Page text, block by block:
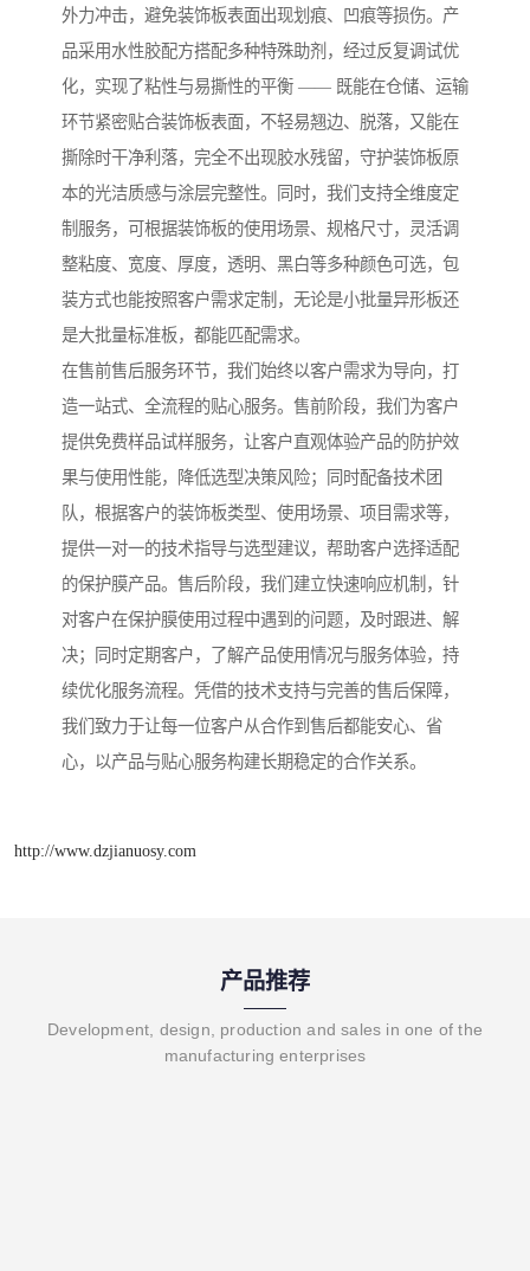
外力冲击，避免装饰板表面出现划痕、凹痕等损伤。产
品采用水性胶配方搭配多种特殊助剂，经过反复调试优
化，实现了粘性与易撕性的平衡 —— 既能在仓储、运输
环节紧密贴合装饰板表面，不轻易翘边、脱落，又能在
撕除时干净利落，完全不出现胶水残留，守护装饰板原
本的光洁质感与涂层完整性。同时，我们支持全维度定
制服务，可根据装饰板的使用场景、规格尺寸，灵活调
整粘度、宽度、厚度，透明、黑白等多种颜色可选，包
装方式也能按照客户需求定制，无论是小批量异形板还
是大批量标准板，都能匹配需求。
在售前售后服务环节，我们始终以客户需求为导向，打
造一站式、全流程的贴心服务。售前阶段，我们为客户
提供免费样品试样服务，让客户直观体验产品的防护效
果与使用性能，降低选型决策风险；同时配备技术团
队，根据客户的装饰板类型、使用场景、项目需求等，
提供一对一的技术指导与选型建议，帮助客户选择适配
的保护膜产品。售后阶段，我们建立快速响应机制，针
对客户在保护膜使用过程中遇到的问题，及时跟进、解
决；同时定期客户，了解产品使用情况与服务体验，持
续优化服务流程。凭借的技术支持与完善的售后保障，
我们致力于让每一位客户从合作到售后都能安心、省
心，以产品与贴心服务构建长期稳定的合作关系。
http://www.dzjianuosy.com
产品推荐
Development, design, production and sales in one of the
manufacturing enterprises